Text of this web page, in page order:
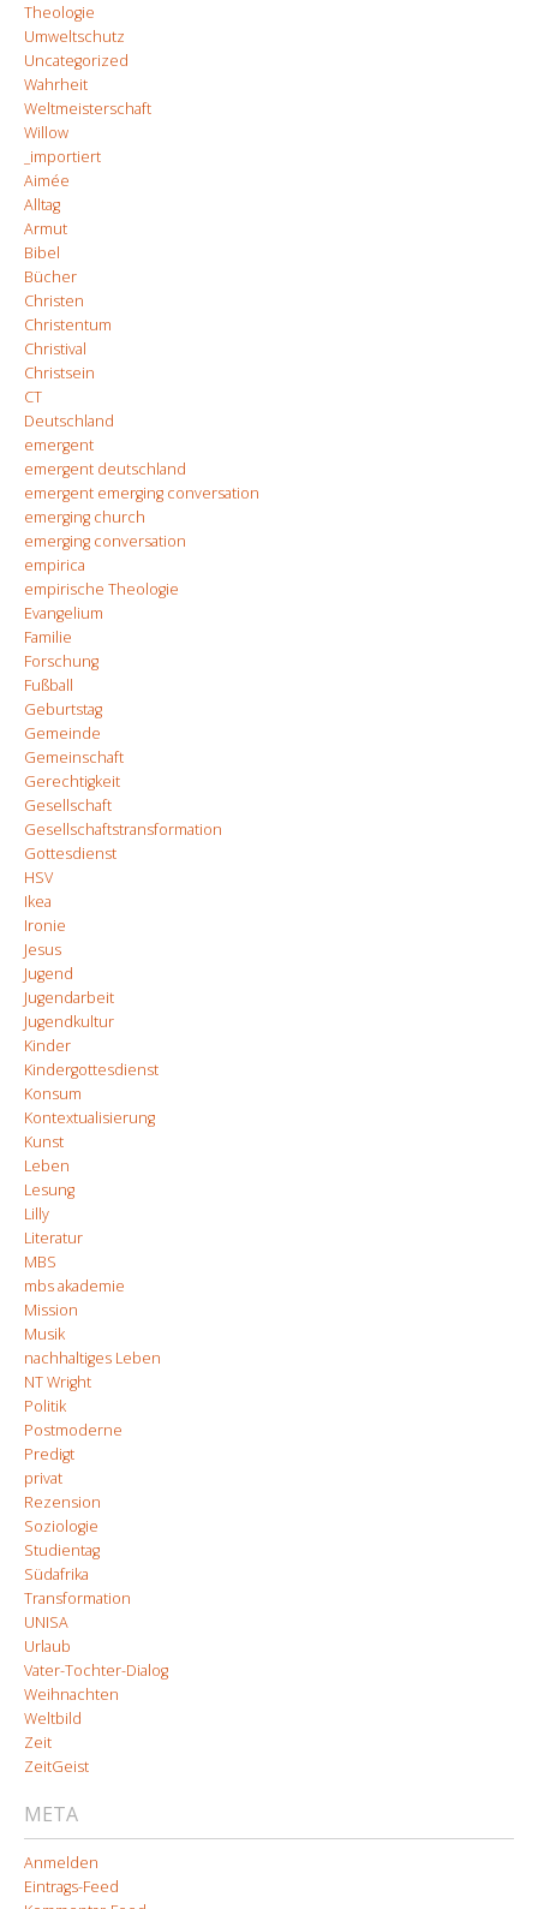
Theologie
Umweltschutz
Uncategorized
Wahrheit
Weltmeisterschaft
Willow
_importiert
Aimée
Alltag
Armut
Bibel
Bücher
Christen
Christentum
Christival
Christsein
CT
Deutschland
emergent
emergent deutschland
emergent emerging conversation
emerging church
emerging conversation
empirica
empirische Theologie
Evangelium
Familie
Forschung
Fußball
Geburtstag
Gemeinde
Gemeinschaft
Gerechtigkeit
Gesellschaft
Gesellschaftstransformation
Gottesdienst
HSV
Ikea
Ironie
Jesus
Jugend
Jugendarbeit
Jugendkultur
Kinder
Kindergottesdienst
Konsum
Kontextualisierung
Kunst
Leben
Lesung
Lilly
Literatur
MBS
mbs akademie
Mission
Musik
nachhaltiges Leben
NT Wright
Politik
Postmoderne
Predigt
privat
Rezension
Soziologie
Studientag
Südafrika
Transformation
UNISA
Urlaub
Vater-Tochter-Dialog
Weihnachten
Weltbild
Zeit
ZeitGeist
META
Anmelden
Eintrags-Feed